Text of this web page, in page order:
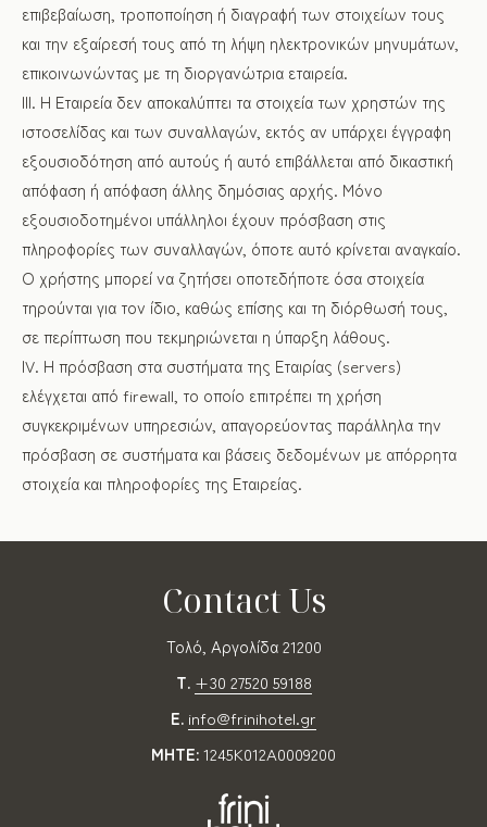
επιβεβαίωση, τροποποίηση ή διαγραφή των στοιχείων τους
και την εξαίρεσή τους από τη λήψη ηλεκτρονικών μηνυμάτων,
επικοινωνώντας με τη διοργανώτρια εταιρεία.
ΙΙΙ. Η Εταιρεία δεν αποκαλύπτει τα στοιχεία των χρηστών της
ιστοσελίδας και των συναλλαγών, εκτός αν υπάρχει έγγραφη
εξουσιοδότηση από αυτούς ή αυτό επιβάλλεται από δικαστική
απόφαση ή απόφαση άλλης δημόσιας αρχής. Μόνο
εξουσιοδοτημένοι υπάλληλοι έχουν πρόσβαση στις
πληροφορίες των συναλλαγών, όποτε αυτό κρίνεται αναγκαίο.
Ο χρήστης μπορεί να ζητήσει οποτεδήποτε όσα στοιχεία
τηρούνται για τον ίδιο, καθώς επίσης και τη διόρθωσή τους,
σε περίπτωση που τεκμηριώνεται η ύπαρξη λάθους.
ΙV. Η πρόσβαση στα συστήματα της Εταιρίας (servers)
ελέγχεται από firewall, το οποίο επιτρέπει τη χρήση
συγκεκριμένων υπηρεσιών, απαγορεύοντας παράλληλα την
πρόσβαση σε συστήματα και βάσεις δεδομένων με απόρρητα
στοιχεία και πληροφορίες της Εταιρείας.
Contact Us
Τολό, Αργολίδα 21200
T. +30 27520 59188
E. info@frinihotel.gr
MHTE:1245K012A0009200